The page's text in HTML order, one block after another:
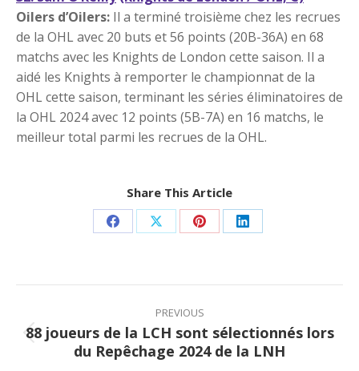
Oilers d’Oilers: Il a terminé troisième chez les recrues
de la OHL avec 20 buts et 56 points (20B-36A) en 68
matchs avec les Knights de London cette saison. Il a
aidé les Knights à remporter le championnat de la
OHL cette saison, terminant les séries éliminatoires de
la OHL 2024 avec 12 points (5B-7A) en 16 matchs, le
meilleur total parmi les recrues de la OHL.
Share This Article
Share Share Share Share
Post
navigation
PREVIOUS
Previous
post:
88 joueurs de la LCH sont sélectionnés lors
du Repêchage 2024 de la LNH